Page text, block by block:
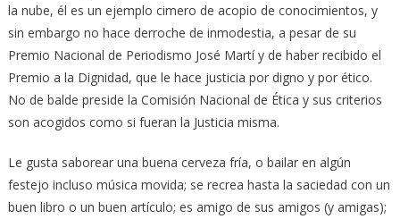
la nube, él es un ejemplo cimero de acopio de conocimientos, y
sin embargo no hace derroche de inmodestia, a pesar de su
Premio Nacional de Periodismo José Martí y de haber recibido el
Premio a la Dignidad, que le hace justicia por digno y por ético.
No de balde preside la Comisión Nacional de Ética y sus criterios
son acogidos como si fueran la Justicia misma.
Le gusta saborear una buena cerveza fría, o bailar en algún
festejo incluso música movida; se recrea hasta la saciedad con un
buen libro o un buen artículo; es amigo de sus amigos (y amigas);